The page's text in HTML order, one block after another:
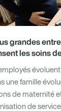
grandes
les soins
une famille
de maternité
de